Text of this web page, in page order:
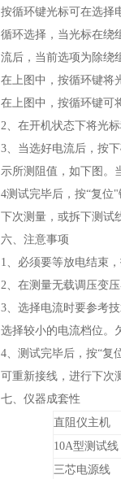
按循环键光标可在选择
循环选择，当光标在绕
流后，当前选项为除绕
在上图中，按循环键将
在上图中，按循环键可
2、在开机状态下将光
3、当选好电流后，按
示所测阻值，如下图。
4测试完毕后，按“复位
下次测量，或拆下测试
六、注意事项
1、必须要等放电结束
2、在测量无载调压变
3、选择电流时要参考
选择较小的电流档位。
4、测试完毕后，按“复
可重新接线，进行下次
七、仪器成套性
直阻仪主机
10A型测试线
三芯电源线